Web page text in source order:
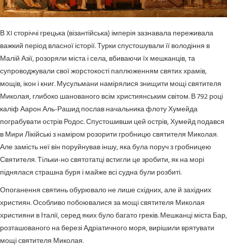
В XI сторіччі грецька (візантійська) імперія зазнавала переживала
важкий період власної історії. Турки спустошували її володіння в
Малій Азії, розоряли міста і села, вбиваючи їх мешканців, та
супроводжували свої жорстокості паплюженням святих храмів,
мощів, ікон і книг. Мусульмани намірялися знищити мощі святителя
Миколая, глибоко шанованого всім християнським світом. В 792 році
каліф Аарон Аль-Рашид послав начальника флоту Хумейда
пограбувати острів Родос. Спустошивши цей острів, Хумейд подався
в Мири Лікійські з наміром розорити гробницю святителя Миколая.
Але замість неї він поруйнував іншу, яка була поруч з гробницею
Святителя. Тільки-но святотатці встигли це зробити, як на морі
піднялася страшна буря і майже всі судна були розбиті.
Опоганення святинь обурювало не лише східних, але й західних
християн. Особливо побоювалися за мощі святителя Миколая
християни в Італії, серед яких було багато греків. Мешканці міста Бар,
розташованого на березі Адріатичного моря, вирішили врятувати
мощі святителя Миколая.